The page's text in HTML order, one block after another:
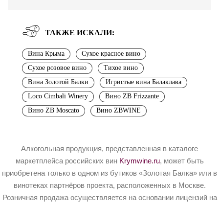
ТАКЖЕ ИСКАЛИ:
Вина Крыма
Сухое красное вино
Сухое розовое вино
Тихое вино
Вина Золотой Балки
Игристые вина Балаклава
Loco Cimbali Winery
Вино ZB Frizzante
Вино ZB Moscato
Вино ZBWINE
Алкогольная продукция, представленная в каталоге
маркетплейса российских вин Krymwine.ru, может быть
приобретена только в одном из бутиков «Золотая Балка» или в
винотеках партнёров проекта, расположенных в Москве.
Розничная продажа осуществляется на основании лицензий на